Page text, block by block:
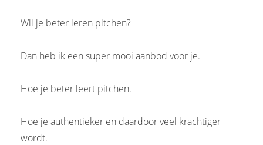
Wil je beter leren pitchen?
Dan heb ik een super mooi aanbod voor je.
Hoe je beter leert pitchen.
Hoe je authentieker en daardoor veel krachtiger
wordt.